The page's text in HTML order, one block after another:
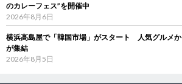
のカレーフェス”を開催中
2026年8月6日
横浜高島屋で「韓国市場」がスタート 人気グルメ
が集結
2026年8月5日